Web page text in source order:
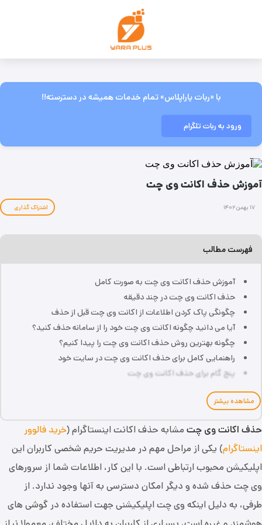
با «ربات یاراپلاس» تمام خدمات همیشه در دسترسته!!
ورود به ربات تلگرام
آموزش حذف اکانت وی چت
۱۷ بهمن ۱۴۰۲ اشتراک گذاری
فهرست مطالب
آموزش حذف اکانت وی چت به صورت کامل
حذف اکانت وی چت در چند دقیقه
چگونگی پاک کردن اطلاعات از اکانت وی چت قبل از حذف
آیا می دانید چگونه اکانت وی چت خود را از سامانه حذف کنید؟
چگونه بهترین روش حذف اکانت وی چت را پیدا کنیم؟
راهنمایی کامل برای حذف اکانت وی چت در سایت خود
پنج گام برای حذف اکانت وی چت
مشاهده بیشتر
حذف اکانت وی چت مشابه حذف اکانت اینستاگرام (خرید فالوور
اینستاگرام) یکی از مراحل مهم در مدیریت حریم شخصی کاربران این
اپلیکیشن محبوب ارتباطی است. با این کار، اطلاعات شما از سرورهای
وی چت حذف شده و دیگر امکان دسترسی به آنها وجود ندارد. از
طرفی، به دلیل اینکه وی چت اپلیکیشنی جهت استفاده در گوشی های